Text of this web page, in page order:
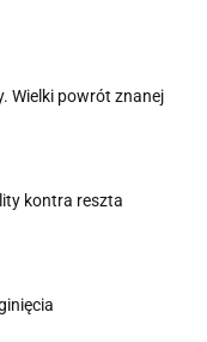
Wielki powrót znanej
kontra reszta